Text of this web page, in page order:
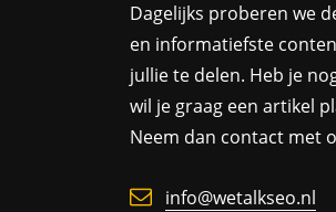
Dagelijks proberen we
en informatiefste
jullie te delen. Heb je
wil je graag een artikel
Neem dan contact met
info@wetalkseo.nl